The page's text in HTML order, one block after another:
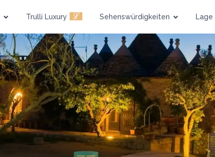
Trulli Luxury ℒ Sehenswürdigkeiten Lage